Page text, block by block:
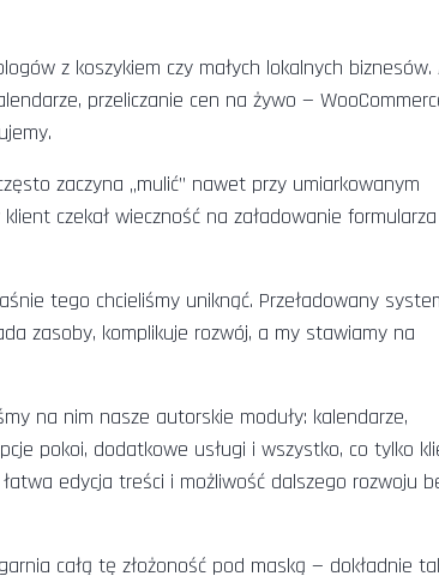
z koszykiem czy małych lokalnych biznesów.
przeliczanie cen na żywo —
zaczyna „mulić” nawet przy umiarkowanym
czekał wieczność na załadowanie formularza
tego chcieliśmy uniknąć. Przeładowany
zasoby, komplikuje rozwój, a my stawiamy na
na nim nasze autorskie moduły: kalendarze,
pokoi, dodatkowe usługi i wszystko, co tylko
edycja treści i możliwość dalszego rozwoju
całą tę złożoność pod maską — dokładnie